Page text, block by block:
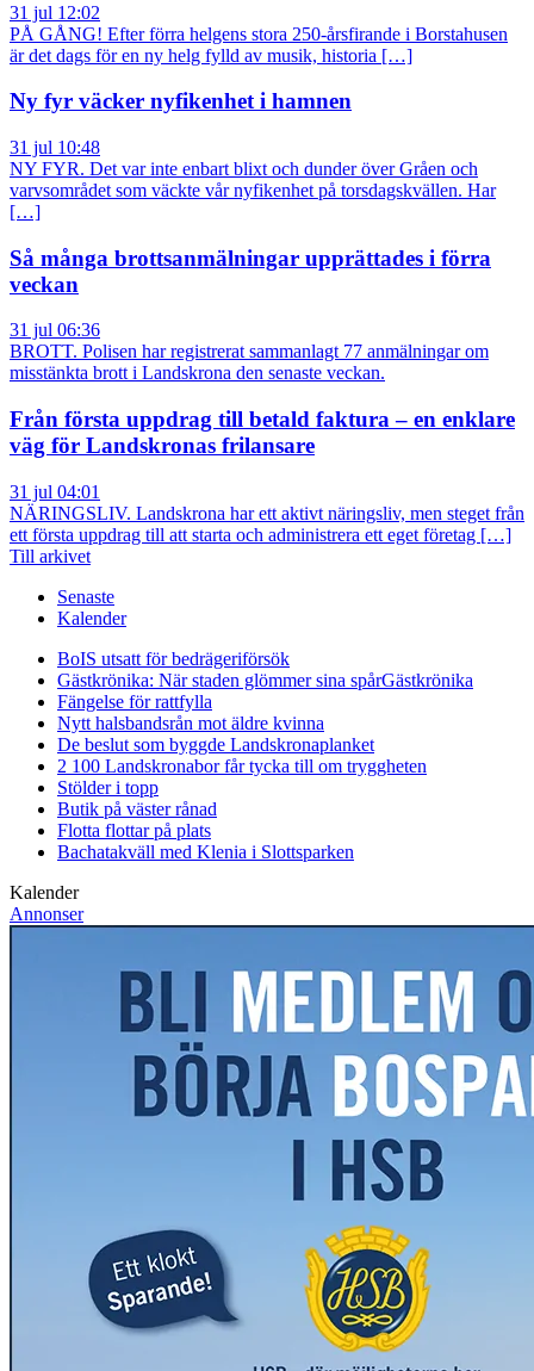
31 jul 12:02
PÅ GÅNG! Efter förra helgens stora 250-årsfirande i Borstahusen
är det dags för en ny helg fylld av musik, historia […]
Ny fyr väcker nyfikenhet i hamnen
31 jul 10:48
NY FYR. Det var inte enbart blixt och dunder över Gråen och
varvsområdet som väckte vår nyfikenhet på torsdagskvällen. Har
[…]
Så många brottsanmälningar upprättades i förra
veckan
31 jul 06:36
BROTT. Polisen har registrerat sammanlagt 77 anmälningar om
misstänkta brott i Landskrona den senaste veckan.
Från första uppdrag till betald faktura – en enklare
väg för Landskronas frilansare
31 jul 04:01
NÄRINGSLIV. Landskrona har ett aktivt näringsliv, men steget från
ett första uppdrag till att starta och administrera ett eget företag […]
Till arkivet
Senaste
Kalender
BoIS utsatt för bedrägeriförsök
Gästkrönika: När staden glömmer sina spårGästkrönika
Fängelse för rattfylla
Nytt halsbandsrån mot äldre kvinna
De beslut som byggde Landskronaplanket
2 100 Landskronabor får tycka till om tryggheten
Stölder i topp
Butik på väster rånad
Flotta flottar på plats
Bachatakväll med Klenia i Slottsparken
Kalender
Annonser